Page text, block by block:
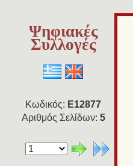
Ψηφιακές
Συλλογές
Κωδικός: E12877
Αριθμός Σελίδων: 5